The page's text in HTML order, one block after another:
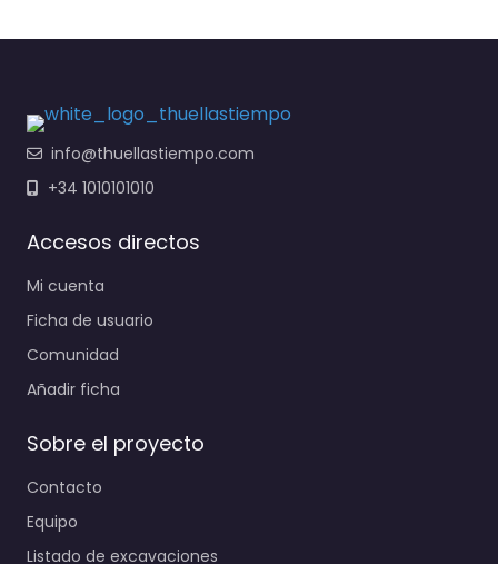
info@thuellastiempo.com
+34 1010101010
Accesos directos
Mi cuenta
Ficha de usuario
Comunidad
Añadir ficha
Sobre el proyecto
Contacto
Equipo
Listado de excavaciones